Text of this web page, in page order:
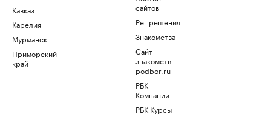
Кавказ
Карелия
Мурманск
Приморский
край
сайтов
Рег.решения
Знакомства
Сайт
знакомств
podbor.ru
РБК
Компании
РБК Курсы